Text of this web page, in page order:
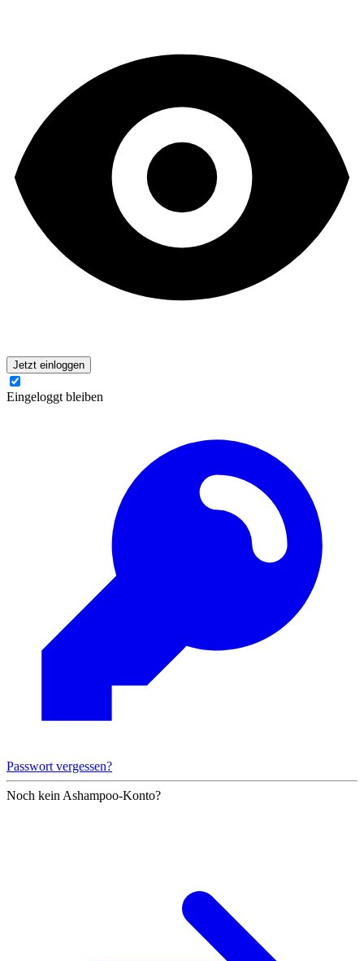
Jetzt einloggen
Eingeloggt bleiben
Passwort vergessen?
Noch kein Ashampoo-Konto?